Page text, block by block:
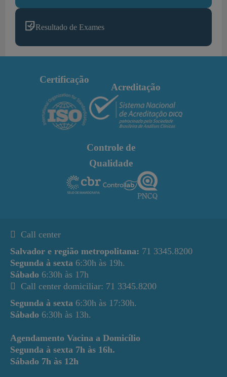
Resultado de Exames
Certificação
Acreditação
Controle de
Qualidade
Call center
Salvador e região metropolitana: 71 3345.8200
Segunda à sexta 6:30h às 19h.
Sábado 6:30h às 17h
Call center domiciliar: 71 3345.8200
Segunda à sexta 6:30h às 17:30h.
Sábado 6:30h às 13h.
Agendamento Vacina a Domicílio
Segunda à sexta 7h às 16h.
Sábado 7h às 12h